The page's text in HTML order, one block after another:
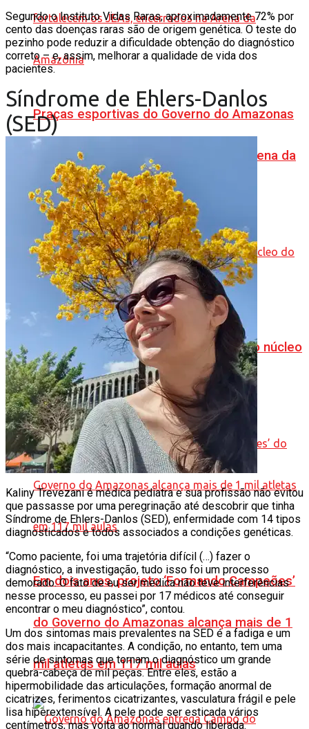
Praças esportivas do Governo do Amazonas
fortalecem os JEAs, encerrados na Arena da
Amazônia
Governo do Amazonas anuncia décimo núcleo
do Pelci na zona leste de Manaus
Em dois anos, projeto ‘Formando Campeões’
do Governo do Amazonas alcança mais de 1
mil atletas em 117 mil aulas
Segundo o Instituto Vidas Raras, aproximadamente 72% por
cento das doenças raras são de origem genética. O teste do
pezinho pode reduzir a dificuldade obtenção do diagnóstico
correto – e, assim, melhorar a qualidade de vida dos
pacientes.
Síndrome de Ehlers-Danlos
(SED)
Kaliny Trevezani é médica pediatra e sua profissão não evitou
que passasse por uma peregrinação até descobrir que tinha
Síndrome de Ehlers-Danlos (SED), enfermidade com 14 tipos
diagnosticados e todos associados a condições genéticas.
“Como paciente, foi uma trajetória difícil (…) fazer o
diagnóstico, a investigação, tudo isso foi um processo
demorado. O fato de eu ser médica não teve interferências
nesse processo, eu passei por 17 médicos até conseguir
encontrar o meu diagnóstico”, contou.
Um dos sintomas mais prevalentes na SED é a fadiga e um
dos mais incapacitantes. A condição, no entanto, tem uma
série de sintomas que tornam o diagnóstico um grande
quebra-cabeça de mil peças. Entre eles, estão a
hipermobilidade das articulações, formação anormal de
cicatrizes, ferimentos cicatrizantes, vasculatura frágil e pele
lisa hiperextensível. A pele pode ser esticada vários
centímetros, mas volta ao normal quando liberada.